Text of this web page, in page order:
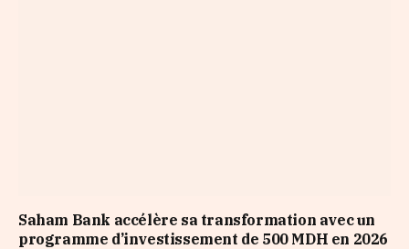
Saham Bank accélère sa transformation avec un
programme d’investissement de 500 MDH en 2026